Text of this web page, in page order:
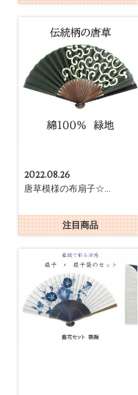
2022.08.26
唐草模様の布扇子☆...
注目商品